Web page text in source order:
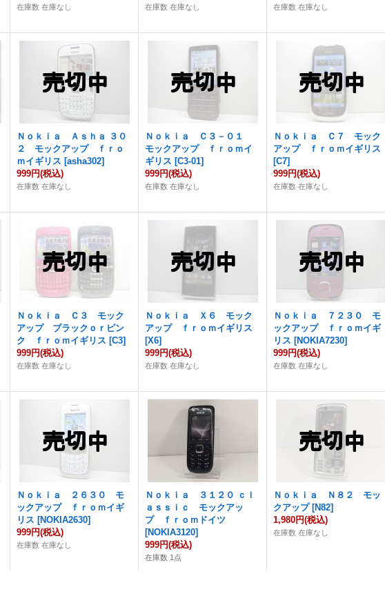
在庫数 在庫なし 在庫数 在庫なし 在庫数 在庫なし
Ｎｏｋｉａ Ａｓｈａ ３０
２ モックアップ ｆｒｏ
ｍイギリス [asha302]
999円(税込)
在庫数 在庫なし
Ｎｏｋｉａ Ｃ３－０１
モックアップ ｆｒｏｍイ
ギリス [C3-01]
999円(税込)
在庫数 在庫なし
Ｎｏｋｉａ Ｃ７ モック
アップ ｆｒｏｍイギリス
[C7]
999円(税込)
在庫数 在庫なし
Ｎｏｋｉａ Ｃ３ モック
アップ ブラックｏｒピン
ク ｆｒｏｍイギリス [C3]
999円(税込)
在庫数 在庫なし
Ｎｏｋｉａ Ｘ６ モック
アップ ｆｒｏｍイギリス
[X6]
999円(税込)
在庫数 在庫なし
Ｎｏｋｉａ ７２３０ モ
ックアップ ｆｒｏｍイギ
リス [NOKIA7230]
999円(税込)
在庫数 在庫なし
Ｎｏｋｉａ ２６３０ モ
ックアップ ｆｒｏｍイギ
リス [NOKIA2630]
999円(税込)
在庫数 在庫なし
Ｎｏｋｉａ ３１２０ ｃｌ
ａｓｓｉｃ モックアッ
プ ｆｒｏｍドイツ
[NOKIA3120]
999円(税込)
在庫数 1点
Ｎｏｋｉａ Ｎ８２ モッ
クアップ [N82]
1,980円(税込)
在庫数 在庫なし